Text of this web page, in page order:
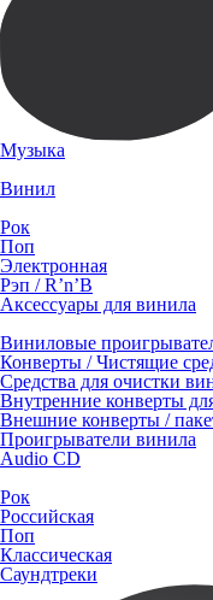
Музыка
Винил
Рок
Поп
Электронная
Рэп / R’n’B
Аксессуары для винила
Виниловые
Конверты / Чистящие
Средства для очистки
Внутренние конверты
Внешние конверты /
Проигрыватели винила
Audio CD
Рок
Российская
Поп
Классическая
Саундтреки